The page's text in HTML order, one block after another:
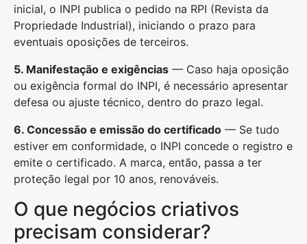
inicial, o INPI publica o pedido na RPI (Revista da
Propriedade Industrial), iniciando o prazo para
eventuais oposições de terceiros.
5. Manifestação e exigências — Caso haja oposição
ou exigência formal do INPI, é necessário apresentar
defesa ou ajuste técnico, dentro do prazo legal.
6. Concessão e emissão do certificado — Se tudo
estiver em conformidade, o INPI concede o registro e
emite o certificado. A marca, então, passa a ter
proteção legal por 10 anos, renováveis.
O que negócios criativos
precisam considerar?